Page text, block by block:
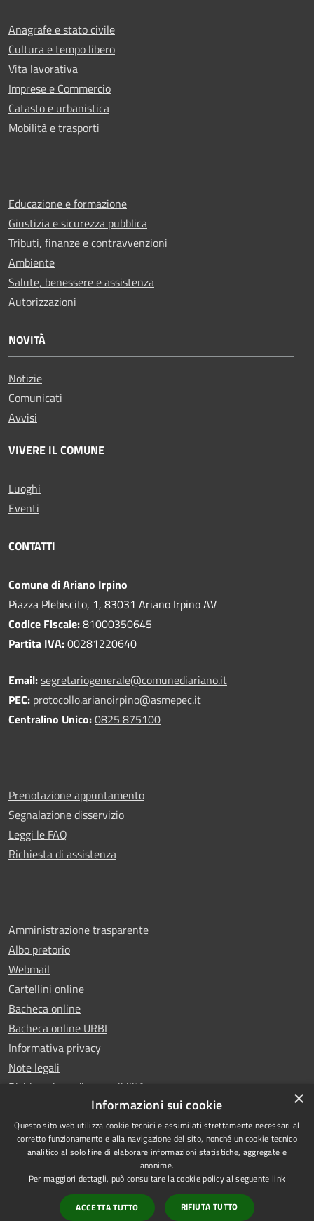
Anagrafe e stato civile
Cultura e tempo libero
Vita lavorativa
Imprese e Commercio
Catasto e urbanistica
Mobilità e trasporti
Educazione e formazione
Giustizia e sicurezza pubblica
Tributi, finanze e contravvenzioni
Ambiente
Salute, benessere e assistenza
Autorizzazioni
NOVITÀ
Notizie
Comunicati
Avvisi
VIVERE IL COMUNE
Luoghi
Eventi
CONTATTI
Comune di Ariano Irpino
Piazza Plebiscito, 1, 83031 Ariano Irpino AV
Codice Fiscale:81000350645
Partita IVA:00281220640
Email:segretariogenerale@comunediariano.it
PEC: protocollo.arianoirpino@asmepec.it
Centralino Unico:0825 875100
Prenotazione appuntamento
Segnalazione disservizio
Leggi le FAQ
Richiesta di assistenza
Amministrazione trasparente
Albo pretorio
Webmail
Cartellini online
Bacheca online
Bacheca online URBI
Informativa privacy
Note legali
Dichiarazione di accessibilità
RSS
Accessibilità
Copyright © 2025 Comune di
Ariano Irpino
Powered byMunicipium
Accesso redazione
×
Informazioni sui cookie
Questo sito web utilizza cookie tecnici e assimilati strettamente necessari al
corretto funzionamento e alla navigazione del sito, nonché un cookie tecnico
analitico al solo fine di elaborare informazioni statistiche, aggregate e
anonime.
Per maggiori dettagli, può consultare la cookie policy al seguente link
ACCETTA TUTTO RIFIUTA TUTTO